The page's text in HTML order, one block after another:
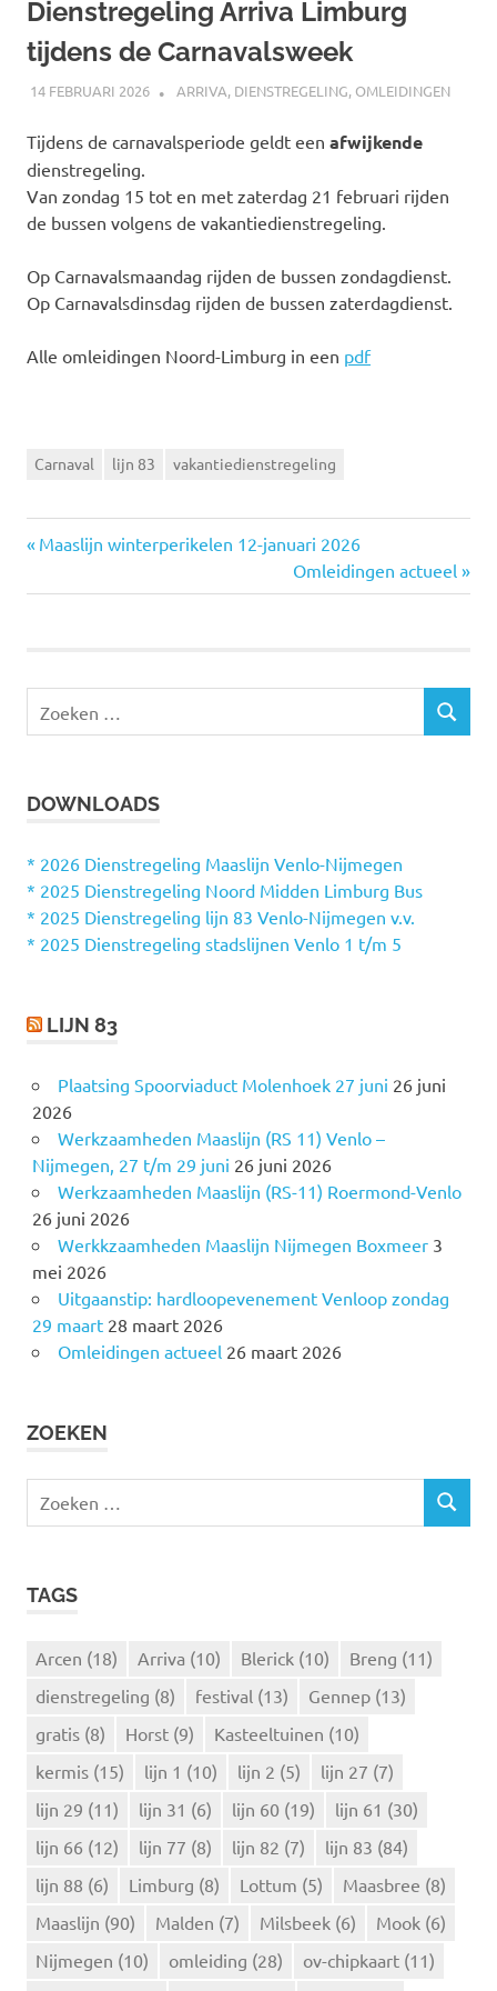
Dienstregeling Arriva Limburg
tijdens de Carnavalsweek
14 FEBRUARI 2026 JOHAN
ARRIVA, DIENSTREGELING, OMLEIDINGEN
Tijdens de carnavalsperiode geldt een afwijkende
dienstregeling.
Van zondag 15 tot en met zaterdag 21 februari rijden
de bussen volgens de vakantiedienstregeling.
Op Carnavalsmaandag rijden de bussen zondagdienst.
Op Carnavalsdinsdag rijden de bussen zaterdagdienst.
Alle omleidingen Noord-Limburg in een pdf
Carnaval lijn 83 vakantiedienstregeling
Vorige
Maaslijn winterperikelen 12-januari 2026
Volgende
bericht:
Omleidingen actueel
e
n
a
a
r
Z
DOWNLOADS
* 2026 Dienstregeling Maaslijn Venlo-Nijmegen
* 2025 Dienstregeling Noord Midden Limburg Bus
* 2025 Dienstregeling lijn 83 Venlo-Nijmegen v.v.
* 2025 Dienstregeling stadslijnen Venlo 1 t/m 5
LIJN 83
Plaatsing Spoorviaduct Molenhoek 27 juni 26 juni
2026
Werkzaamheden Maaslijn (RS 11) Venlo –
Nijmegen, 27 t/m 29 juni 26 juni 2026
Werkzaamheden Maaslijn (RS-11) Roermond-Venlo
26 juni 2026
Werkkzaamheden Maaslijn Nijmegen Boxmeer 3
mei 2026
Uitgaanstip: hardloopevenement Venloop zondag
29 maart 28 maart 2026
Omleidingen actueel 26 maart 2026
ZOEKEN
e
Z
TAGS
Arcen (18) Arriva (10) Blerick (10) Breng (11)
dienstregeling (8) festival (13) Gennep (13)
gratis (8) Horst (9) Kasteeltuinen (10)
kermis (15) lijn 1 (10) lijn 2 (5) lijn 27 (7)
lijn 29 (11) lijn 31 (6) lijn 60 (19) lijn 61 (30)
lijn 66 (12) lijn 77 (8) lijn 82 (7) lijn 83 (84)
lijn 88 (6) Limburg (8) Lottum (5) Maasbree (8)
Maaslijn (90) Malden (7) Milsbeek (6) Mook (6)
Nijmegen (10) omleiding (28) ov-chipkaart (11)